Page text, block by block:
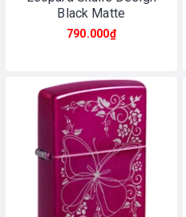
Black Matte
790.000₫